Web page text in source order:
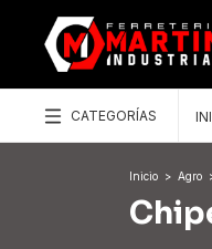
CATEGORÍAS
Inicio > Agro